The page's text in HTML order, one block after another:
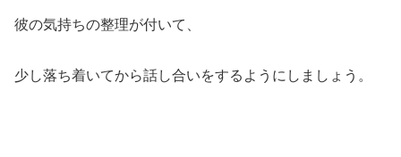
彼の気持ちの整理が付いて、
少し落ち着いてから話し合いをするようにしましょう。